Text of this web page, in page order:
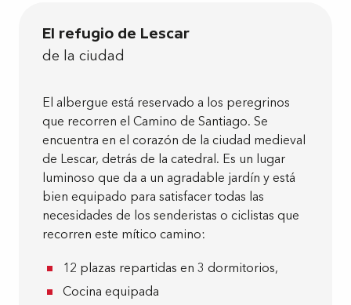
El refugio de Lescar
de la ciudad
El albergue está reservado a los peregrinos
que recorren el Camino de Santiago. Se
encuentra en el corazón de la ciudad medieval
de Lescar, detrás de la catedral. Es un lugar
luminoso que da a un agradable jardín y está
bien equipado para satisfacer todas las
necesidades de los senderistas o ciclistas que
recorren este mítico camino:
12 plazas repartidas en 3 dormitorios,
Cocina equipada